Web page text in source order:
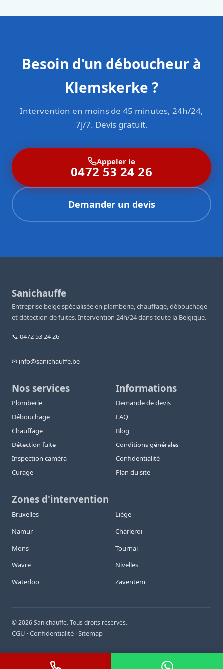
Besoin d'un déboucheur à
Klemskerke ?
Intervention en moins de 45 minutes, 24h/24,
7j/7. Devis gratuit.
Appeler le
0472 53 24 26
Demander un devis
Sanichauffe
Entreprise belge spécialisée en plomberie, chauffage, débouchage
et détection de fuites. Intervention 24h/24 dans toute la Belgique.
📞 0472 53 24 26
✉ info@sanichauffe.be
Nos services
Plomberie
Débouchage
Chauffage
Détection fuite
Inspection caméra
Curage
Informations
Demande de devis
FAQ
Blog
Conditions générales
Confidentialité
Plan du site
Zones d'intervention
Bruxelles
Liège
Namur
Charleroi
Mons
Tournai
Wavre
Nivelles
Waterloo
Zaventem
©2026Sanichauffe. Tous droits réservés.
CGU ·Confidentialité ·Sitemap